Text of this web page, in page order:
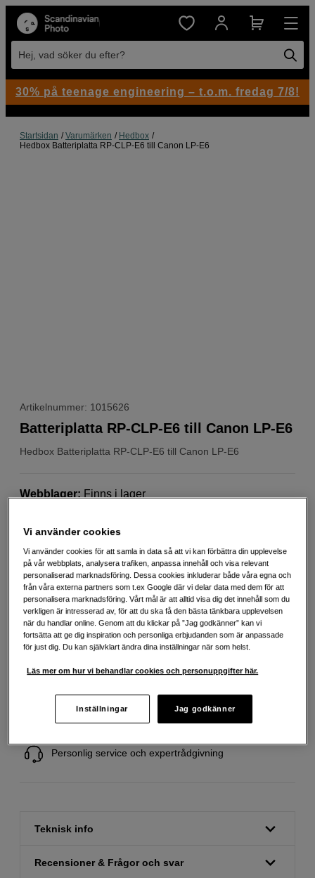
Hej, vad söker du efter?
Startsidan Varumärken
Hedbox
Hedbox Batteriplatta RP-CLP-E6 till Canon LP-E6
Artikelnummer: 1015626
Hedbox Batteriplatta RP-CLP-E6 till Canon LP-E6
Batteriplatta RP-CLP-E6 till Canon LP-E6
Webblager: Finns i lager
79 SEK
Handla tryggt med delbetalning eller faktura Info
Antal
Lägg i kundvagn
Fri frakt vid köp över 1 500 kronor
Köp nu och betala inom 30 dagar
Personlig service och expertrådgivning
Teknisk info
Recensioner & Frågor och svar
30% på teenage engineering – t.o.m. fredag 7/8!
Vi använder cookies
Vi använder cookies för att samla in data så att vi kan förbättra din upplevelse
på vår webbplats, analysera trafiken, anpassa innehåll och visa relevant
personaliserad marknadsföring. Dessa cookies inkluderar både våra egna och
från våra externa partners som t.ex Google där vi delar data med dem för att
personalisera marknadsföring. Vårt mål är att alltid visa dig det innehåll som du
verkligen är intresserad av, för att du ska få den bästa tänkbara upplevelsen
när du handlar online. Genom att du klickar på ”Jag godkänner” kan vi
fortsätta att ge dig inspiration och personliga erbjudanden som är anpassade
för just dig. Du kan självklart ändra dina inställningar när som helst.
Läs mer om hur vi behandlar cookies och personuppgifter här.
Inställningar Jag godkänner